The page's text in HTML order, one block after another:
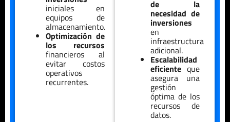
iniciales en
equipos de
almacenamiento.
Optimización de
los recursos
financieros al
evitar costos
operativos
recurrentes.
de la
necesidad de
inversiones
en
infraestructura
adicional.
Escalabilidad
eficienteque
asegura una
gestión
óptima de los
recursos de
datos.